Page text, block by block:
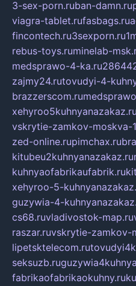
3-sex-porn.ruban-damn.ru
viagra-tablet.rufasbags.ru
fincontech.ru3sexporn.ru
rebus-toys.ruminelab-
medsprawo-4-ka.ru
zajmy24.rutovudyi-4-
brazzerscom.ru
xehyroo5kuhnyanazakaz.ru
vskrytie-zamkov-moskva-
zed-online.rupimchax.ru
kitubeu2kuhnyanazakaz.ru
kuhnyaofabrikaufabrik.ru
xehyroo-5-
guzywia-4-
cs68.ruvladivostok-map.ru
raszar.ruvskrytie-zamkov-
lipetsktelecom.ru
seksuzb.ru
fabrikaofabrikaokuhny.ru